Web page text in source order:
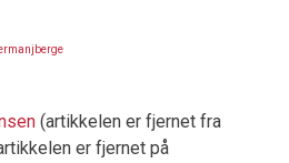
(artikkelen er fjernet fra
er fjernet på